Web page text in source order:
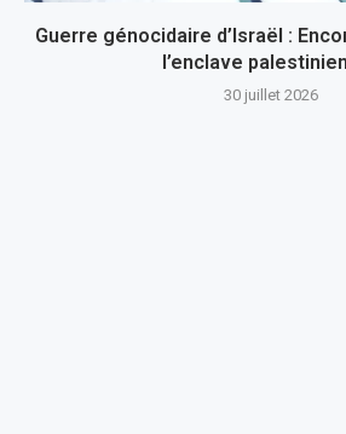
Guerre génocidaire d’Israël :
l’enclave
30 juillet 2026